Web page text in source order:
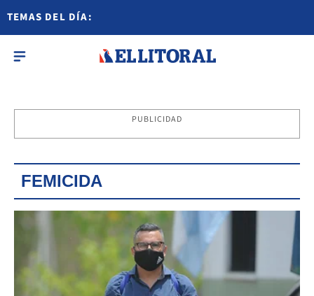
TEMAS DEL DÍA:
PUBLICIDAD
FEMICIDA